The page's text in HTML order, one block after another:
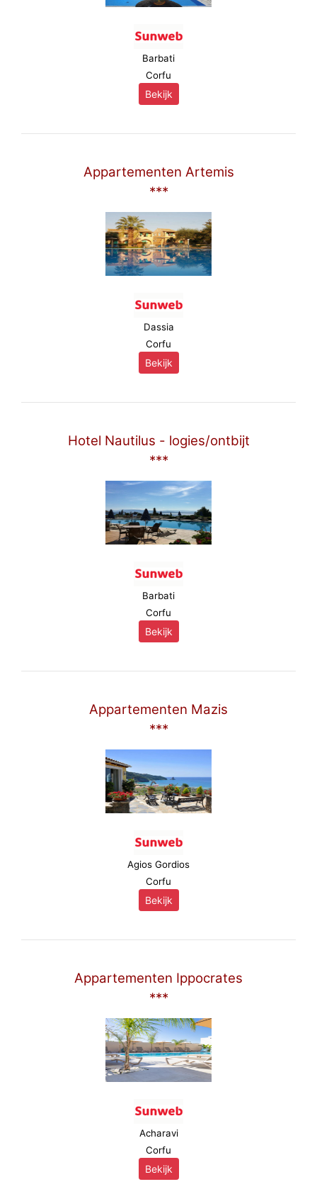
Barbati
Corfu
Bekijk
Appartementen Artemis
***
Dassia
Corfu
Bekijk
Hotel Nautilus - logies/ontbijt
***
Barbati
Corfu
Bekijk
Appartementen Mazis
***
Agios Gordios
Corfu
Bekijk
Appartementen Ippocrates
***
Acharavi
Corfu
Bekijk